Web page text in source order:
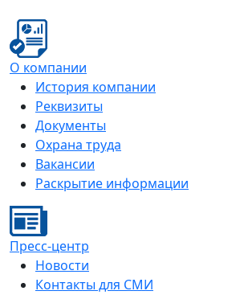
О компании
История компании
Реквизиты
Документы
Охрана труда
Вакансии
Раскрытие информации
Пресс-центр
Новости
Контакты для СМИ